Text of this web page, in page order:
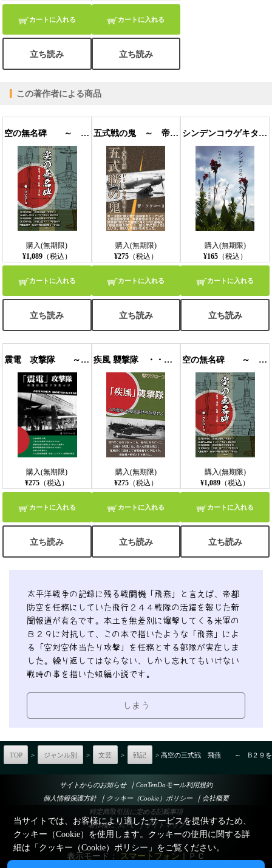
カートに入れる
立ち読み
カートに入れる
立ち読み
この著作者による商品
空の無名碑 ～ 震電・飛燕・疾風・五式戦 ～ (横書）
購入(無期限)
¥1,089（税込）
カートに入れる
立ち読み
五式戦の鬼 ～ 帝都上空 P５１ヲ撃墜セヨ ～ PDF版
購入(無期限)
¥275（税込）
カートに入れる
立ち読み
シンデンコウゲキタイ （縦組） EPUB版
購入(無期限)
¥165（税込）
カートに入れる
立ち読み
震電 攻撃隊 ～原爆搭載機ヲ撃墜セヨ （縦書） EPUB版
購入(無期限)
¥275 （税込）
カートに入れる
立ち読み
疾風 襲撃隊 ・・・敵秘匿基地を攻撃せよ・・・ （横書き）
購入(無期限)
¥275（税込）
カートに入れる
立ち読み
空の無名碑 ～ 震電・飛燕・疾風・五式戦 ～ (縦書）
購入(無期限)
¥1,089 （税込）
カートに入れる
立ち読み
太平洋戦争の記録に残る戦闘機「飛燕」と言えば、帝都
防空を任務にしていた飛行２４４戦隊の活躍を報じた新
聞報道が有名です。本土を無差別に爆撃してくる米軍の
Ｂ２９に対抗して、この本で描いたような「飛燕」によ
る「空対空体当たり攻撃」を任務とする部隊が実在しま
した。繰り返してはならない、しかし忘れてもいけない
戦時の事を描いた短編小説です。
しまう
TOP > ジャンル別 > 文芸 > 戦記 > 高空の三式戦 飛燕 ～ B２９を
サイトからのお知らせ ｜ ConTenDoモール利用規約
個人情報保護方針
｜ クッキー（Cookie）ポリシー ｜ 会社概要
特定商取引法に定める記載事項
著作権について ｜サイトマップ
表示モード： スマートフォン ｜ ＰＣ
当サイトでは、お客様により適したサービスを提供するため、
クッキー（Cookie）を使用します。クッキーの使用に関する詳
細は「クッキー（Cookie）ポリシー 」をご覧ください。